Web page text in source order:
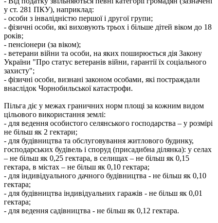
у ст. 281 ПКУ), наприклад:
- особи з інвалідністю першої і другої групи;
- фізичні особи, які виховують трьох і більше дітей віком до 18
років;
- пенсіонери (за віком);
- ветерани війни та особи, на яких поширюється дія Закону
України "Про статус ветеранів війни, гарантії їх соціального
захисту";
- фізичні особи, визнані законом особами, які постраждали
внаслідок Чорнобильської катастрофи.
Пільга діє у межах граничних норм площі за кожним видом
цільового використання землі:
- для ведення особистого селянського господарства – у розмірі
не більш як 2 гектари;
- для будівництва та обслуговування житлового будинку,
господарських будівель і споруд (присадибна ділянка): у селах
– не більш як 0,25 гектара, в селищах – не більш як 0,15
гектара, в містах – не більш як 0,10 гектара;
- для індивідуального дачного будівництва - не більш як 0,10
гектара;
- для будівництва індивідуальних гаражів - не більш як 0,01
гектара;
- для ведення садівництва - не більш як 0,12 гектара.